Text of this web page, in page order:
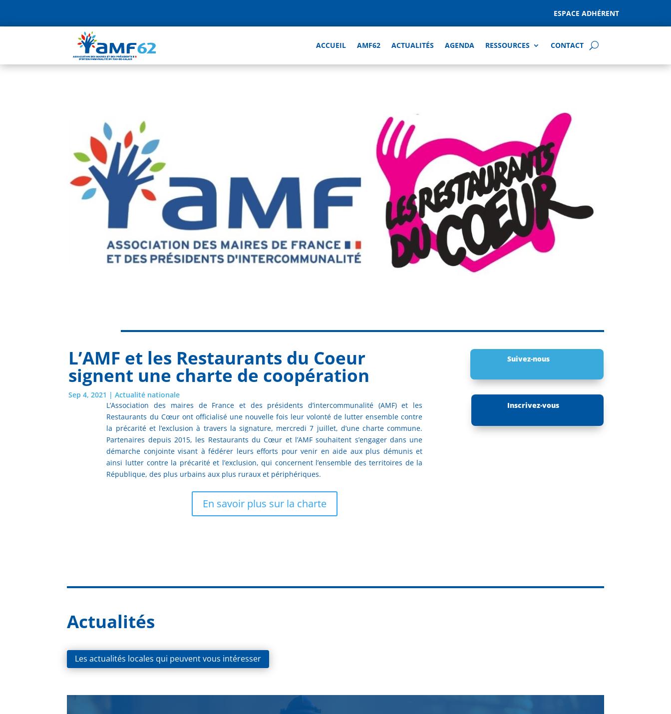
ESPACE ADHÉRENT
ACCUEIL AMF62 ACTUALITÉS AGENDA RESSOURCES CONTACT
L’AMF et les Restaurants du Coeur
signent une charte de coopération
Sep 4, 2021 |Actualité nationale
L’Association des maires de France et des présidents d’intercommunalité (AMF) et les
Restaurants du Cœur ont officialisé une nouvelle fois leur volonté de lutter ensemble contre
la précarité et l’exclusion à travers la signature, mercredi 7 juillet, d’une charte commune.
Partenaires depuis 2015, les Restaurants du Cœur et l’AMF souhaitent s’engager dans une
démarche conjointe visant à fédérer leurs efforts pour venir en aide aux plus démunis et
ainsi lutter contre la précarité et l’exclusion, qui concernent l’ensemble des territoires de la
République, des plus urbains aux plus ruraux et périphériques.
En savoir plus sur la charte
Suivez-nous
Inscrivez-vous
Actualités
Les actualités locales qui peuvent vous intéresser